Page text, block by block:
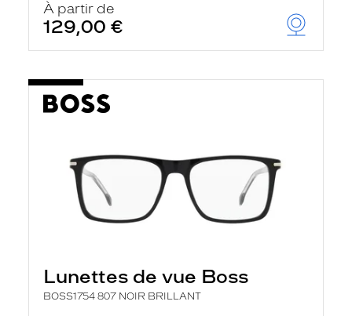
À partir de
129,00 €
Lunettes de vue Boss
BOSS1754 807 NOIR BRILLANT